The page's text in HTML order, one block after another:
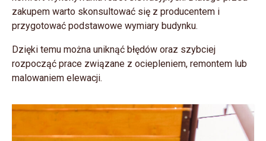
zakupem warto skonsultować się z producentem i
przygotować podstawowe wymiary budynku.
Dzięki temu można uniknąć błędów oraz szybciej
rozpocząć prace związane z ociepleniem, remontem lub
malowaniem elewacji.